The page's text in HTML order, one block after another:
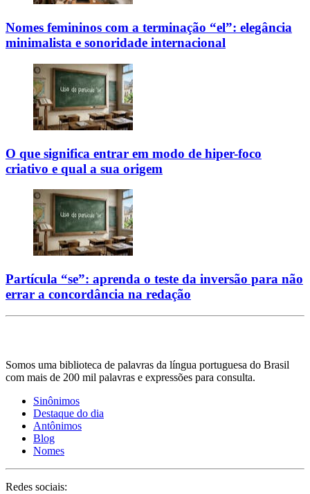
Nomes femininos com a terminação “el”: elegância
minimalista e sonoridade internacional
O que significa entrar em modo de hiper-foco
criativo e qual a sua origem
Partícula “se”: aprenda o teste da inversão para não
errar a concordância na redação
Somos uma biblioteca de palavras da língua portuguesa do Brasil
com mais de 200 mil palavras e expressões para consulta.
Sinônimos
Destaque do dia
Antônimos
Blog
Nomes
Redes sociais: